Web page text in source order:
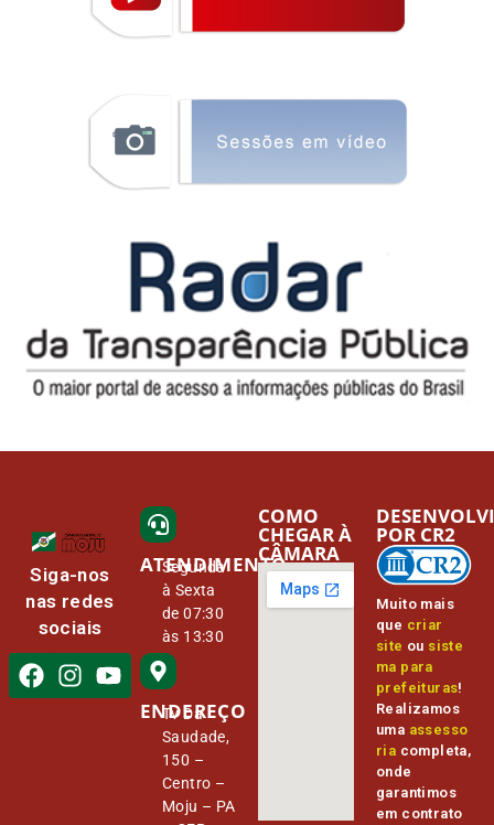
Siga-nos
nas redes
sociais
ATENDIMENTO
Segunda
à Sexta
de 07:30
às 13:30
ENDEREÇO
Tv Da
Saudade,
150 –
Centro –
Moju – PA
COMO
CHEGAR À
CÂMARA
Muito mais
que criar
site ou siste
ma para
prefeituras!
Realizamos
uma assesso
ria completa,
onde
garantimos
em contrato
POR CR2